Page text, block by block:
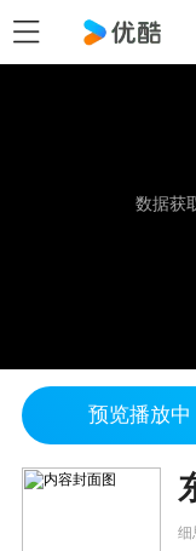
数据获
预览播放中
细